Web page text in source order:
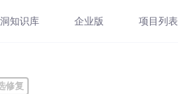
知识库 企业版 项目列表
修复